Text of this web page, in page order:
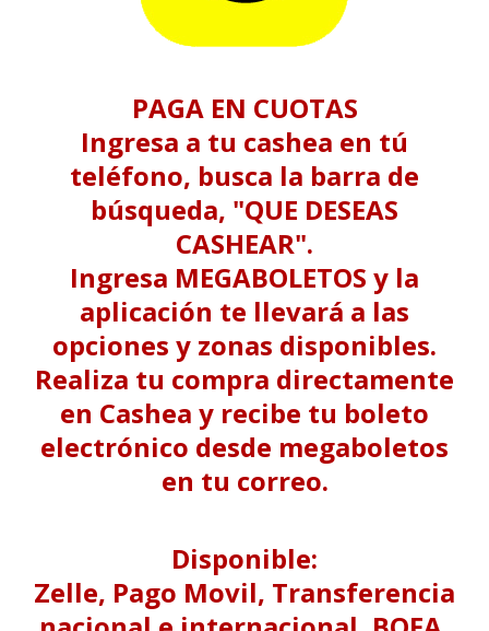
PAGA EN CUOTAS
Ingresa a tu cashea en tú
teléfono, busca la barra de
búsqueda, "QUE DESEAS
CASHEAR".
Ingresa MEGABOLETOS y la
aplicación te llevará a las
opciones y zonas disponibles.
Realiza tu compra directamente
en Cashea y recibe tu boleto
electrónico desde megaboletos
en tu correo.
Disponible:
Zelle, Pago Movil, Transferencia